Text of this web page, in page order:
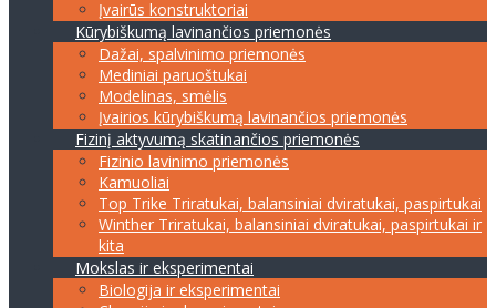
Įvairūs konstruktoriai
Kūrybiškumą lavinančios priemonės
Dažai, spalvinimo priemonės
Mediniai paruoštukai
Modelinas, smėlis
Įvairios kūrybiškumą lavinančios priemonės
Fizinį aktyvumą skatinančios priemonės
Fizinio lavinimo priemonės
Kamuoliai
Top Trike Triratukai, balansiniai dviratukai, paspirtukai
Winther Triratukai, balansiniai dviratukai, paspirtukai ir
kita
Mokslas ir eksperimentai
Biologija ir eksperimentai